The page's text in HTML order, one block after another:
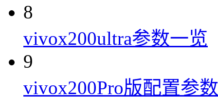
8
vivox200ultra参数一览
9
vivox200Pro版配置参数